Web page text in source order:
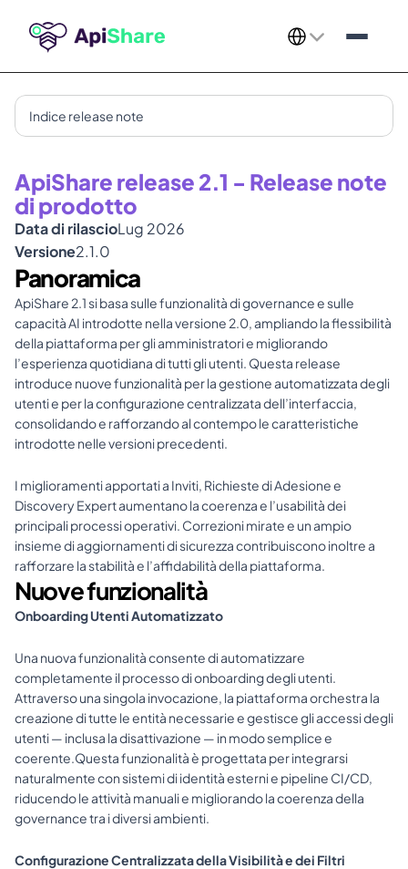
Select Language
Indice release note
ApiShare release 2.1 - Release note
di prodotto
Data di rilascioLug 2026
Versione2.1.0
Panoramica
ApiShare 2.1 si basa sulle funzionalità di governance e sulle
capacità AI introdotte nella versione 2.0, ampliando la flessibilità
della piattaforma per gli amministratori e migliorando
l’esperienza quotidiana di tutti gli utenti. Questa release
introduce nuove funzionalità per la gestione automatizzata degli
utenti e per la configurazione centralizzata dell’interfaccia,
consolidando e rafforzando al contempo le caratteristiche
introdotte nelle versioni precedenti.
I miglioramenti apportati a Inviti, Richieste di Adesione e
Discovery Expert aumentano la coerenza e l’usabilità dei
principali processi operativi. Correzioni mirate e un ampio
insieme di aggiornamenti di sicurezza contribuiscono inoltre a
rafforzare la stabilità e l’affidabilità della piattaforma.
Nuove funzionalità
Onboarding Utenti Automatizzato
Una nuova funzionalità consente di automatizzare
completamente il processo di onboarding degli utenti.
Attraverso una singola invocazione, la piattaforma orchestra la
creazione di tutte le entità necessarie e gestisce gli accessi degli
utenti — inclusa la disattivazione — in modo semplice e
coerente.Questa funzionalità è progettata per integrarsi
naturalmente con sistemi di identità esterni e pipeline CI/CD,
riducendo le attività manuali e migliorando la coerenza della
governance tra i diversi ambienti.
Configurazione Centralizzata della Visibilità e dei Filtri